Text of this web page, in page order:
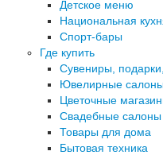
Детское меню
Национальная
Спорт-бары
Где купить
Сувениры,
Ювелирные
Цветочные
Свадебные салоны
Товары для дома
Бытовая техника